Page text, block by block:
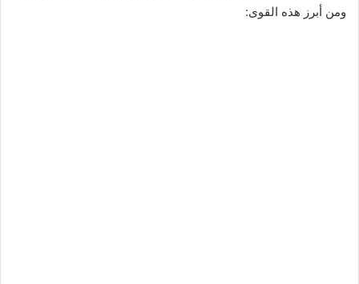
ومن أبرز هذه القوى: